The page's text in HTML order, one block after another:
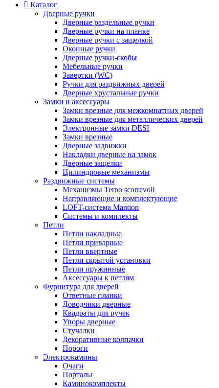
Каталог
Дверные ручки
Дверные раздельные ручки
Дверные ручки на планке
Дверные ручки с защелкой
Оконные ручки
Дверные ручки-скобы
Мебельные ручки
Завертки (WC)
Ручки для раздвижных дверей
Дверные хрустальные ручки
Замки и аксессуары
Замки врезные для межкомнатных дверей
Замки врезные для металлических дверей
Электронные замки DESI
Замки врезные
Дверные задвижки
Накладки дверные на замок
Дверные защелки
Цилиндровые механизмы
Раздвижные системы
Механизмы Terno scorrevoli
Направляющие и комплектующие
LOFT-cистема Mantion
Системы и комплекты
Петли
Петли накладные
Петли приварные
Петли ввертные
Петли скрытой установки
Петли пружинные
Аксессуары к петлям
Фурнитура для дверей
Ответные планки
Доводчики дверные
Квадраты для ручек
Упоры дверные
Стучалки
Декоративные колпачки
Пороги
Электрокамины
Очаги
Порталы
Каминокомплекты